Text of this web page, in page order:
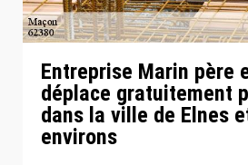
Entreprise Marin père
déplace gratuitement
dans la ville de Elnes
environs